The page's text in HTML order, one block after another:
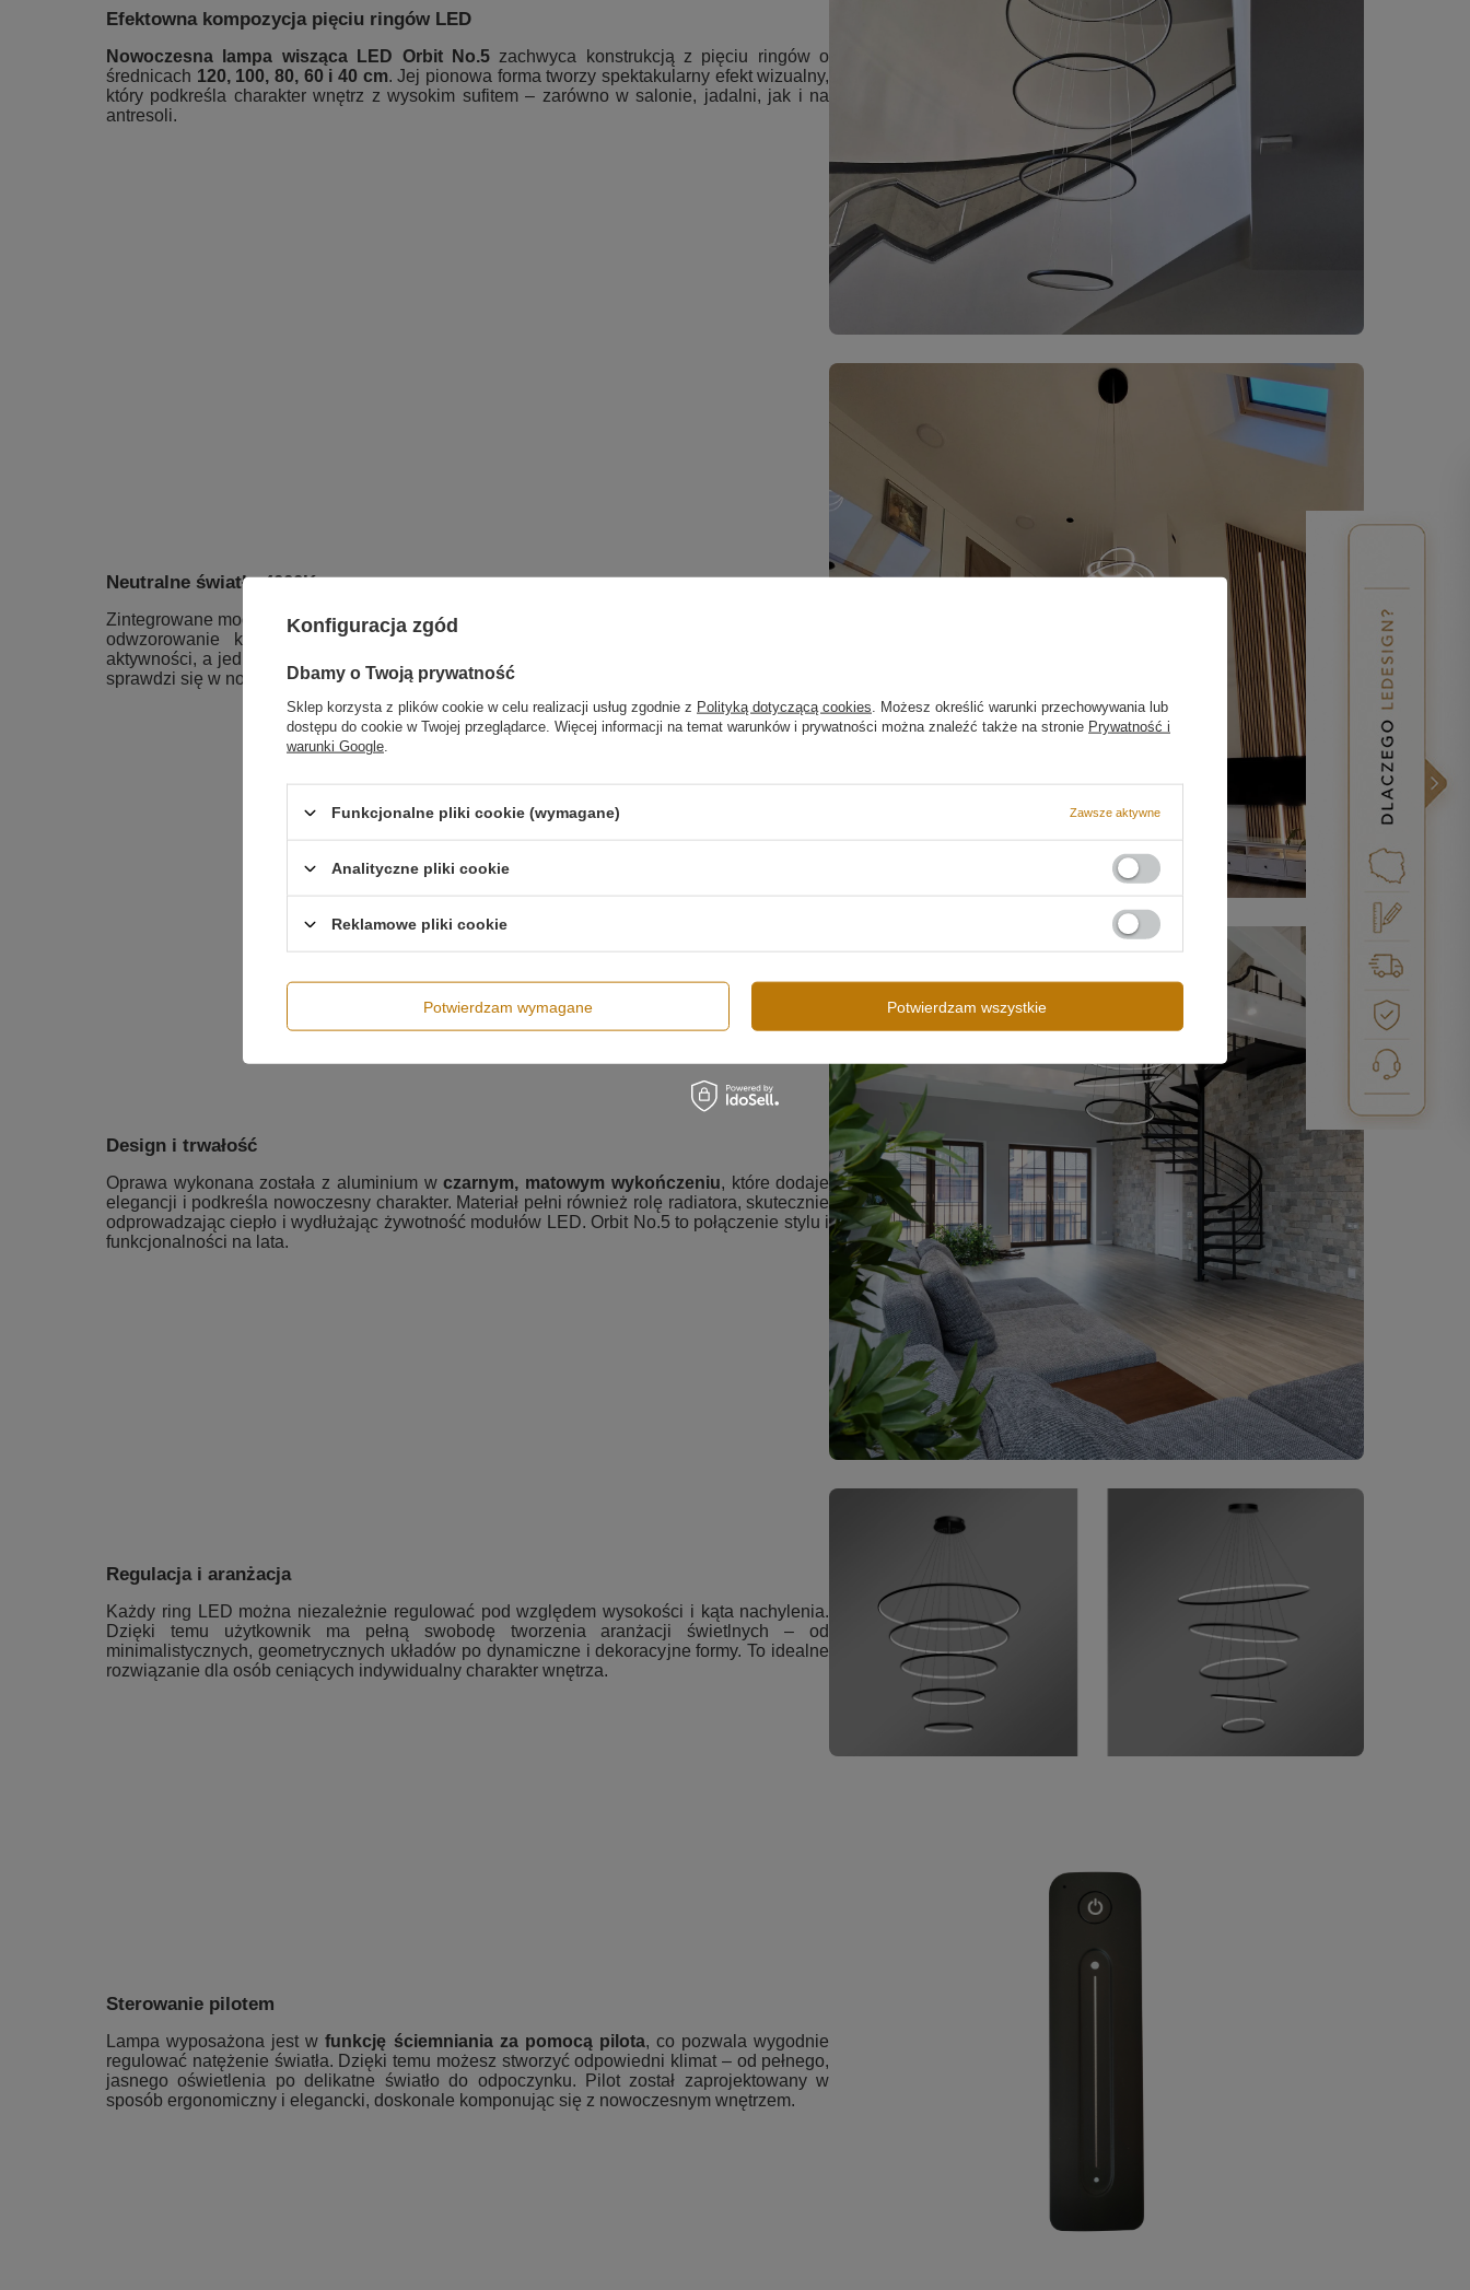
Efektowna kompozycja pięciu ringów LED
Nowoczesna lampa wisząca LED Orbit No.5zachwyca konstrukcją z pięciu ringów o
średnicach 120, 100, 80, 60 i 40 cm. Jej pionowa forma tworzy spektakularny efekt wizualny,
który podkreśla charakter wnętrz z wysokim sufitem – zarówno w salonie, jadalni, jak i na
antresoli.
Neutralne światło 4000K
Zintegrowane moduły LED emitująneutralną barwę światła 4000K
odwzorowanie kolorów. To doskonałe oświetlenie do pracy, spotkań i codziennych
aktywności, a jednocześnie sprzyjające tworzeniu eleganckiej atmosfery. Orbit No.5 świetnie
sprawdzi się w nowoczesnych i loftowych aranżacjach.
Design i trwałość
Oprawa wykonana została z aluminium wczarnym, matowym wykończeniu, które dodaje
elegancji i podkreśla nowoczesny charakter. Materiał pełni również rolę radiatora, skutecznie
odprowadzając ciepło i wydłużając żywotność modułów LED. Orbit No.5 to połączenie stylu i
funkcjonalności na lata.
Regulacja i aranżacja
Każdy ring LED można niezależnie regulować pod względem wysokości i kąta nachylenia.
Dzięki temu użytkownik ma pełną swobodę tworzenia aranżacji świetlnych – od
minimalistycznych, geometrycznych układów po dynamiczne i dekoracyjne formy. To idealne
rozwiązanie dla osób ceniących indywidualny charakter wnętrza.
Sterowanie pilotem
Lampa wyposażona jest wfunkcję ściemniania za pomocą pilota, co pozwala wygodnie
regulować natężenie światła. Dzięki temu możesz stworzyć odpowiedni klimat – od pełnego,
jasnego oświetlenia po delikatne światło do odpoczynku. Pilot został zaprojektowany w
sposób ergonomiczny i elegancki, doskonale komponując się z nowoczesnym wnętrzem.
Konfiguracja zgód
Dbamy o Twoją prywatność
Sklep korzysta z plików cookie w celu realizacji usług zgodnie z Polityką dotyczącą cookies . Możesz określić warunki przechowywania lub
dostępu do cookie w Twojej przeglądarce. Więcej informacji na temat warunków i prywatności można znaleźć także na stronie Prywatność i
warunki Google
Funkcjonalne pliki cookie (wymagane) Zawsze aktywne
Analityczne pliki cookie
Reklamowe pliki cookie
Potwierdzam wymagane Potwierdzam wszystkie